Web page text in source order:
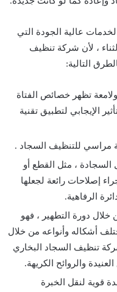
عالية الجودة التي
، لأن شركة تنظيف
التالية:
تظهر خصائص الفتاة
الإيجابي لتطبيق تقنية
مراسي للتنظيف السجاد .
السجادة ، مثل القطع أو
إصلاحات رائعة لجعلها
الرفاهية.
دورة التطهير ، فهو
أشكاله وأنواعه من خلال
تنظيف السجاد البخاري
والروائح الكريهة.
قوية لنقل الخبرة